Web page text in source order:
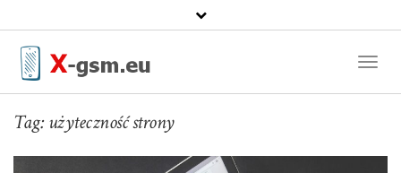
Tag:użyteczność strony